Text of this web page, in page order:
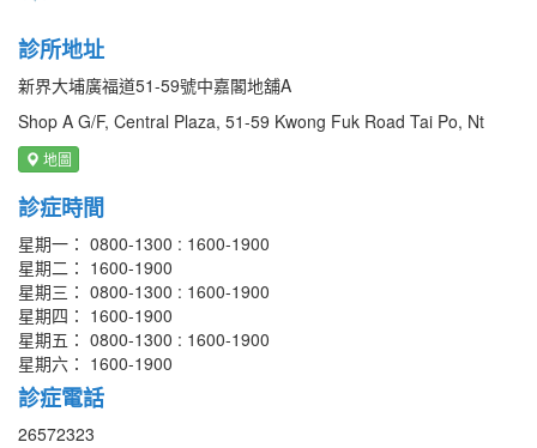
診所地址
新界大埔廣福道51-59號中嘉閣地舖A
Shop A G/F, Central Plaza, 51-59 Kwong Fuk Road Tai Po, Nt
地圖
診症時間
星期一： 0800-1300 : 1600-1900
星期二： 1600-1900
星期三： 0800-1300 : 1600-1900
星期四： 1600-1900
星期五： 0800-1300 : 1600-1900
星期六： 1600-1900
診症電話
26572323